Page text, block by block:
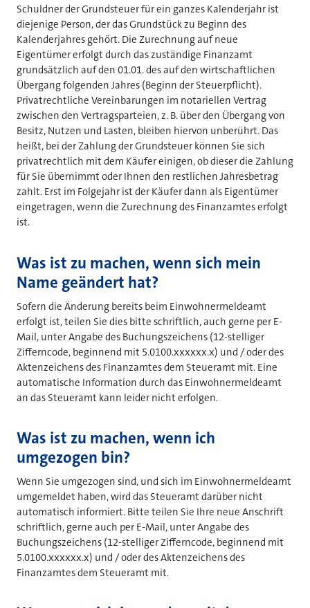
Schuldner der Grundsteuer für ein ganzes Kalenderjahr ist
diejenige Person, der das Grundstück zu Beginn des
Kalenderjahres gehört. Die Zurechnung auf neue
Eigentümer erfolgt durch das zuständige Finanzamt
grundsätzlich auf den 01.01. des auf den wirtschaftlichen
Übergang folgenden Jahres (Beginn der Steuerpflicht).
Privatrechtliche Vereinbarungen im notariellen Vertrag
zwischen den Vertragsparteien, z. B. über den Übergang von
Besitz, Nutzen und Lasten, bleiben hiervon unberührt. Das
heißt, bei der Zahlung der Grundsteuer können Sie sich
privatrechtlich mit dem Käufer einigen, ob dieser die Zahlung
für Sie übernimmt oder Ihnen den restlichen Jahresbetrag
zahlt. Erst im Folgejahr ist der Käufer dann als Eigentümer
eingetragen, wenn die Zurechnung des Finanzamtes erfolgt
ist.
Was ist zu machen, wenn sich mein
Name geändert hat?
Sofern die Änderung bereits beim Einwohnermeldeamt
erfolgt ist, teilen Sie dies bitte schriftlich, auch gerne per E-
Mail, unter Angabe des Buchungszeichens (12-stelliger
Zifferncode, beginnend mit 5.0100.xxxxxx.x) und / oder des
Aktenzeichens des Finanzamtes dem Steueramt mit. Eine
automatische Information durch das Einwohnermeldeamt
an das Steueramt kann leider nicht erfolgen.
Was ist zu machen, wenn ich
umgezogen bin?
Wenn Sie umgezogen sind, und sich im Einwohnermeldeamt
umgemeldet haben, wird das Steueramt darüber nicht
automatisch informiert. Bitte teilen Sie Ihre neue Anschrift
schriftlich, gerne auch per E-Mail, unter Angabe des
Buchungszeichens (12-stelliger Zifferncode, beginnend mit
5.0100.xxxxxx.x) und / oder des Aktenzeichens des
Finanzamtes dem Steueramt mit.